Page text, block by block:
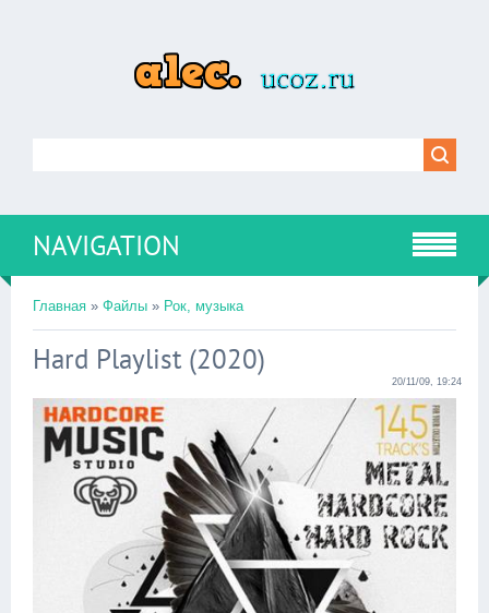
NAVIGATION
Главная » Файлы » Рок, музыка
Hard Playlist (2020)
20/11/09, 19:24